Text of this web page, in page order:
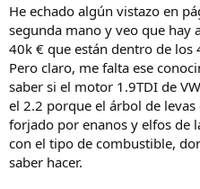
He echado algún vistazo en
segunda mano y veo que hay
40k € que están dentro de los
Pero claro, me falta ese
saber si el motor 1.9TDI de
el 2.2 porque el árbol de
forjado por enanos y elfos de
con el tipo de combustible,
saber hacer.